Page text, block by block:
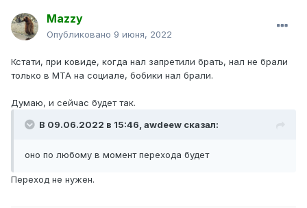
Mazzy
Опубликовано 9 июня, 2022
Кстати, при ковиде, когда нал запретили брать, нал не брали
только в МТА на социале, бобики нал брали.
Думаю, и сейчас будет так.
В 09.06.2022 в 15:46, awdeew сказал:
оно по любому в момент перехода будет
Переход не нужен.